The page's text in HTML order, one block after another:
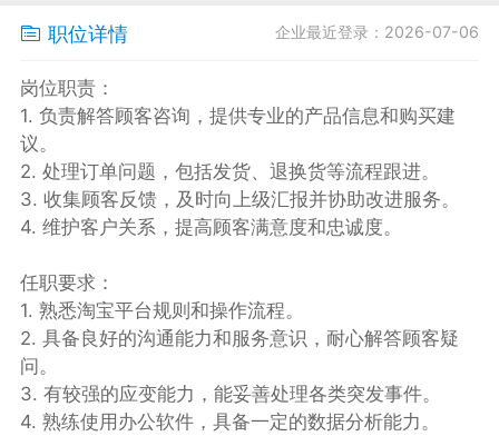
职位详情 企业最近登录：2026-07-06
岗位职责：
1. 负责解答顾客咨询，提供专业的产品信息和购买建
议。
2. 处理订单问题，包括发货、退换货等流程跟进。
3. 收集顾客反馈，及时向上级汇报并协助改进服务。
4. 维护客户关系，提高顾客满意度和忠诚度。
任职要求：
1. 熟悉淘宝平台规则和操作流程。
2. 具备良好的沟通能力和服务意识，耐心解答顾客疑
问。
3. 有较强的应变能力，能妥善处理各类突发事件。
4. 熟练使用办公软件，具备一定的数据分析能力。